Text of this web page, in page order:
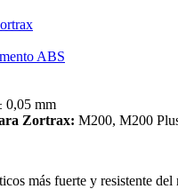
ABS
0,05 mm
Zortrax: M200, M200
más fuerte y resistente del